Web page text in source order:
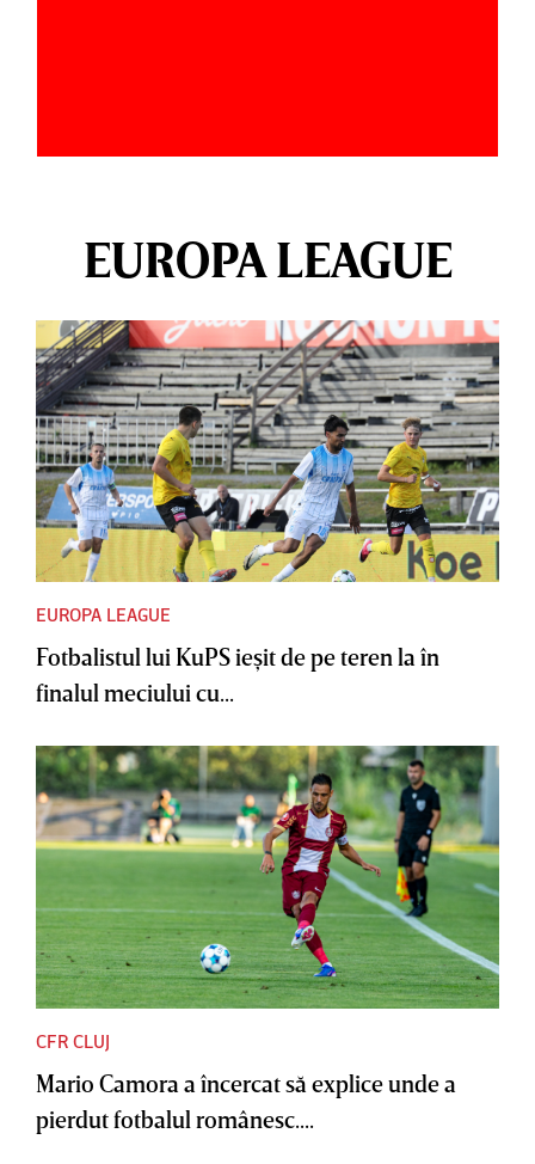
EUROPA LEAGUE
EUROPA LEAGUE
Fotbalistul lui KuPS ieşit de pe teren la în
finalul meciului cu...
CFR CLUJ
Mario Camora a încercat să explice unde a
pierdut fotbalul românesc....